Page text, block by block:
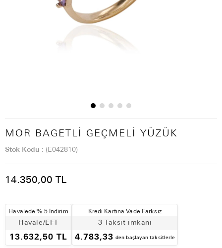
MOR BAGETLI GEÇMELI YÜZÜK
Stok Kodu (E042810)
14.350,00 TL
Havalede % 5 İndirim
Havale/EFT
13.632,50 TL
Kredi Kartına Vade Farksız
3 Taksit imkanı
4.783,33 den başlayan taksitlerle